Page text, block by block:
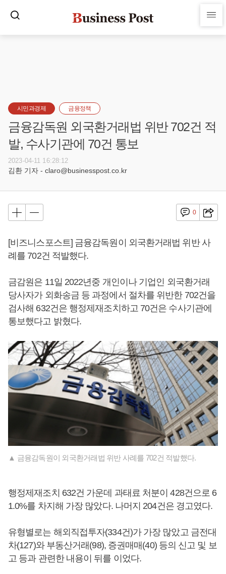
시민과경제 금융정책
금융감독원 외국환거래법 위반 702건 적
발, 수사기관에 70건 통보
2023-04-11 16:28:12
김환 기자 - claro@businesspost.co.kr
0
[비즈니스포스트] 금융감독원이 외국환거래법 위반 사
례를 702건 적발했다.
금감원은 11일 2022년중 개인이나 기업인 외국환거래
당사자가 외화송금 등 과정에서 절차를 위반한 702건을
검사해 632건은 행정제재조치하고 70건은 수사기관에
통보했다고 밝혔다.
▲ 금융감독원이 외국환거래법 위반 사례를 702건 적발했다.
행정제재조치 632건 가운데 과태료 처분이 428건으로 6
1.0%를 차지해 가장 많았다. 나머지 204건은 경고였다.
유형별로는 해외직접투자(334건)가 가장 많았고 금전대
차(127)와 부동산거래(98), 증권매매(40) 등의 신고 및 보
고 등과 관련한 내용이 뒤를 이었다.